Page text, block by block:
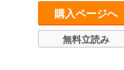
購入ページへ
無料立読み